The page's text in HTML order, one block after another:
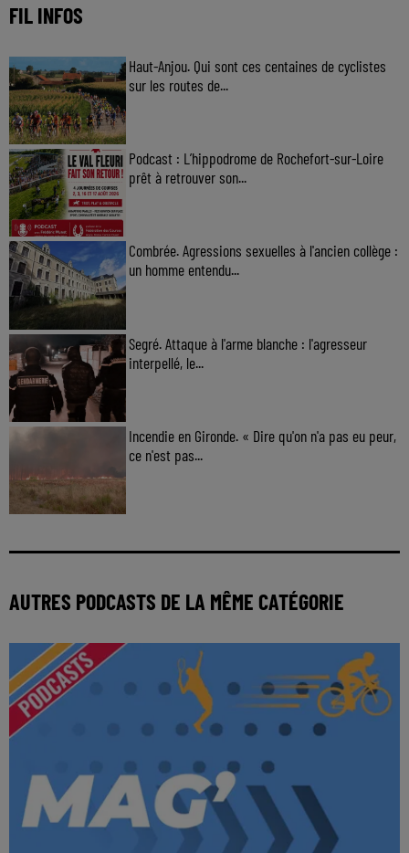
FIL INFOS
Haut-Anjou. Qui sont ces centaines de cyclistes
sur les routes de...
Podcast : L’hippodrome de Rochefort-sur-Loire
prêt à retrouver son...
Combrée. Agressions sexuelles à l'ancien collège :
un homme entendu...
Segré. Attaque à l'arme blanche : l'agresseur
interpellé, le...
Incendie en Gironde. « Dire qu'on n'a pas eu peur,
ce n'est pas...
AUTRES PODCASTS DE LA MÊME CATÉGORIE